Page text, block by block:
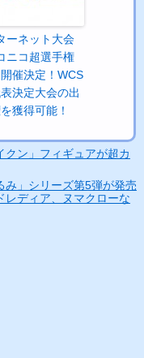
ーネット大会
ニコ超選手権
催決定！WCS
決定大会の出
獲得可能！
クン」フィギュアが超カ
み」シリーズ第5弾が発売
レディア、ヌマクローな